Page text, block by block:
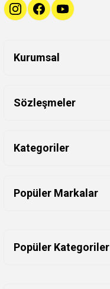
Kurumsal
Sözleşmeler
Kategoriler
Popüler Markalar
Popüler Kategoriler